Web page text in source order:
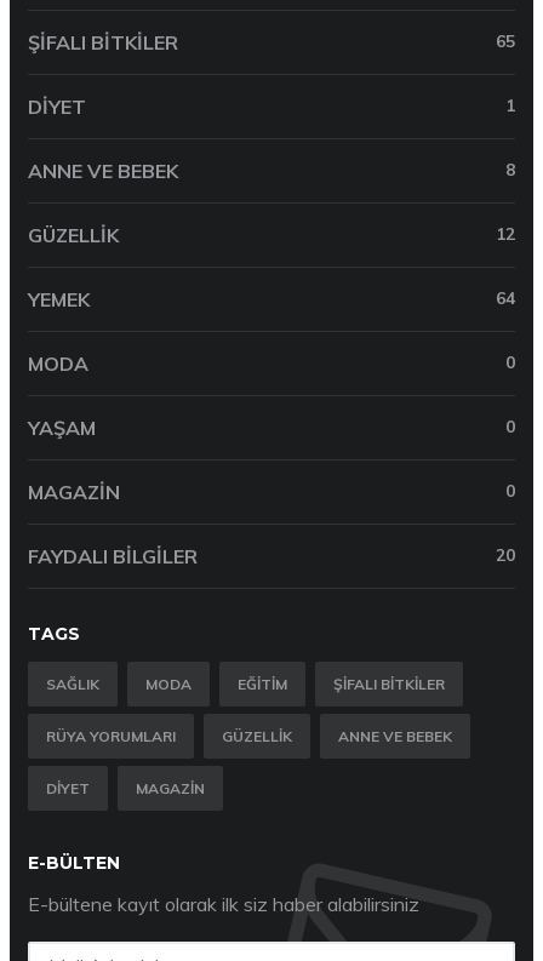
ŞIFALI BITKILER 65
DIYET 1
ANNE VE BEBEK 8
GÜZELLIK 12
YEMEK 64
MODA 0
YAŞAM 0
MAGAZIN 0
FAYDALI BILGILER 20
TAGS
SAĞLIK MODA EĞITIM ŞIFALI BITKILER
RÜYA YORUMLARI GÜZELLIK ANNE VE BEBEK
DIYET MAGAZIN
E-BÜLTEN
E-bültene kayıt olarak ilk siz haber alabilirsiniz